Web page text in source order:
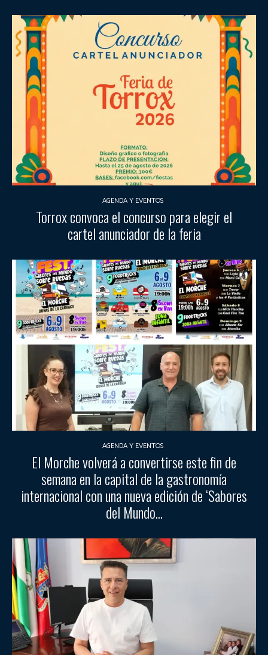
AGENDA Y EVENTOS
Torrox convoca el concurso para elegir el
cartel anunciador de la feria
AGENDA Y EVENTOS
El Morche volverá a convertirse este fin de
semana en la capital de la gastronomía
internacional con una nueva edición de ‘Sabores
del Mundo...